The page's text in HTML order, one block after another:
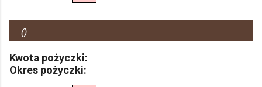
()
Kwota pożyczki:
Okres pożyczki: